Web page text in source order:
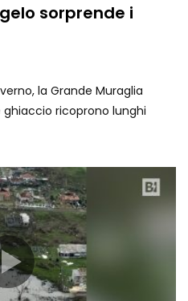
sorprende i
la Grande Muraglia
ricoprono lunghi